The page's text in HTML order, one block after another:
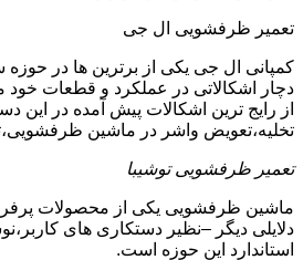
تعمیر ظرفشویی ال جی
کمپانی ال جی یکی از برترین ها در
دچار اشکالاتی در عملکرد و قطعات خود
از رایج ترین اشکالات پیش آمده در
تخلیه،تعویض واشر در ماشین
تعمیر ظرفشویی توشیبا
ماشین ظرفشویی یکی از محصولات
دلایلی دیگر –نظیر دستکاری های
استاندارد این حوزه است.